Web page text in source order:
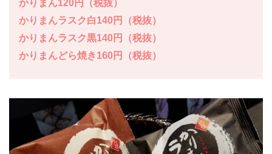
かりまん120円（税抜）
かりまんラスク白140円（税抜）
かりまんラスク黒140円（税抜）
かりまんどら焼き160円（税抜）